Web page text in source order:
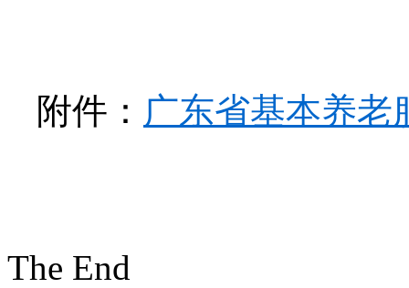
附件： 广东省基本养老
The End